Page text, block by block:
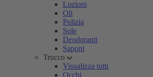
Lozioni
Oli
Pulizia
Sole
Deodoranti
Saponi
Trucco
Visualizza tutti
Occhi